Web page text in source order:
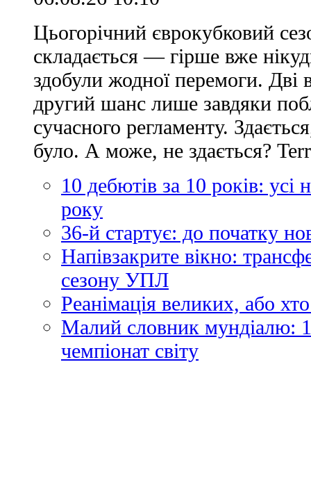
Цьогорічний єврокубковий
складається — гірше вже
здобули жодної перемоги.
другий шанс лише завдяки
сучасного регламенту.
було. А може, не здається?
10 дебютів за 10 років:
року
36-й стартує: до початку
Напівзакрите вікно:
сезону УПЛ
Реанімація великих, або
Малий словник мундіалю:
чемпіонат світу